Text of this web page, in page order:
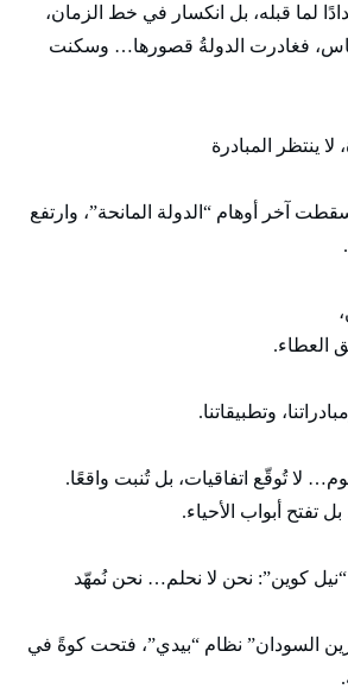
امتدادًا لما قبله، بل انكسار في خط الزمان،
فغادرت الدولةُ قصورها… وسكنت
آخر أوهام “الدولة المانحة”، وارتفع
العطاء.
وتطبيقاتنا.
لا تُوقّع اتفاقيات، بل تُنبت واقعًا.
تفتح أبواب الأحياء.
السودان” نظام “بيدي”، فتحت كوةً في